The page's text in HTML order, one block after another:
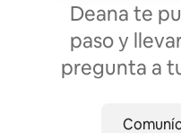
Deana te
paso y
pregunta a